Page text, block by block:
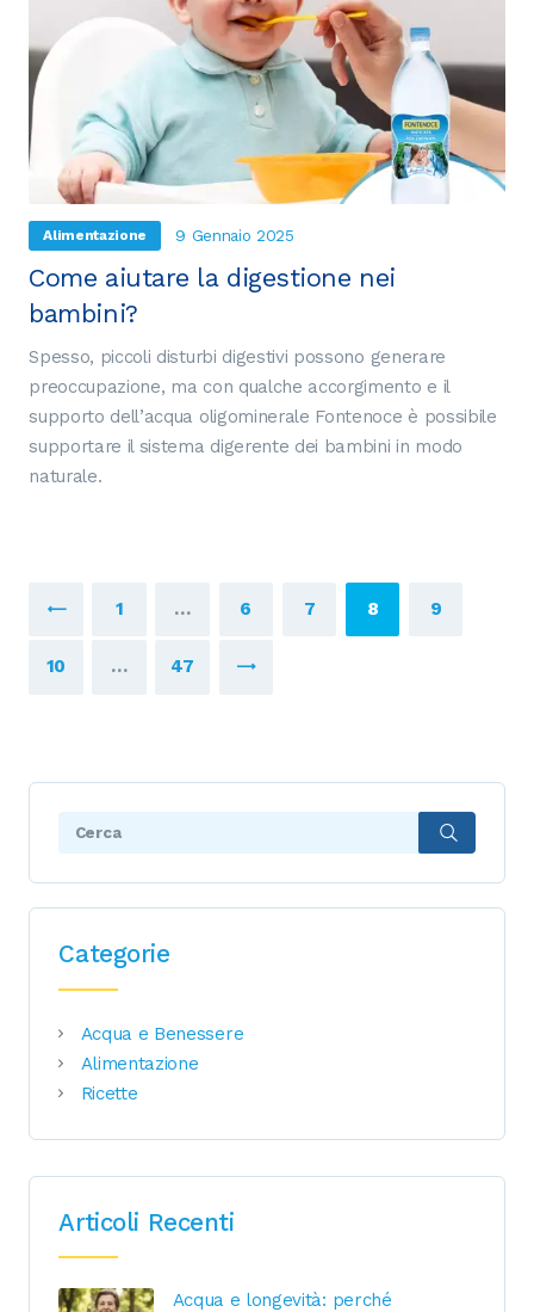
Alimentazione 9 Gennaio 2025
Come aiutare la digestione nei
bambini?
Spesso, piccoli disturbi digestivi possono generare
preoccupazione, ma con qualche accorgimento e il
supporto dell’acqua oligominerale Fontenoce è possibile
supportare il sistema digerente dei bambini in modo
naturale.
Navigazione
articoli
PAGE
1 … PAGE
6 PAGE
7 PAGE
8 PAGE
9
PAGE
10 … PAGE
47
Search:
Categorie
Acqua e Benessere
Alimentazione
Ricette
Articoli Recenti
Acqua e longevità: perché